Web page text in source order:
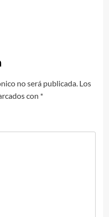
no será publicada. Los
con *